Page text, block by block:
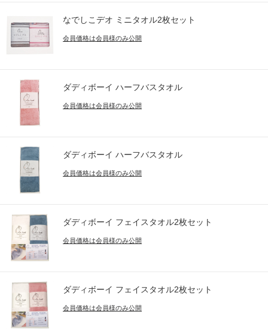
なでしこデオ ミニタオル2枚セット
会員価格は会員様のみ公開
ダディボーイ ハーフバスタオル
会員価格は会員様のみ公開
ダディボーイ ハーフバスタオル
会員価格は会員様のみ公開
ダディボーイ フェイスタオル2枚セット
会員価格は会員様のみ公開
ダディボーイ フェイスタオル2枚セット
会員価格は会員様のみ公開